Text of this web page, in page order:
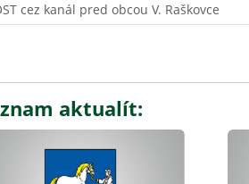
cez kanál pred obcou V. Raškovce
aktualít: